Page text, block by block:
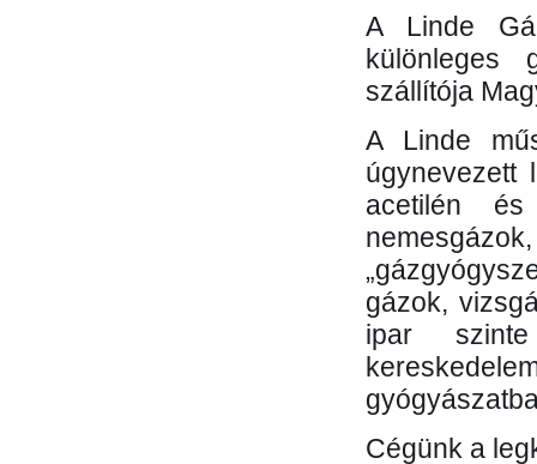
A Linde
különleges
szállítója
A Linde
úgynevezett
acetilén és
gázok,
ipar
Cégünk a